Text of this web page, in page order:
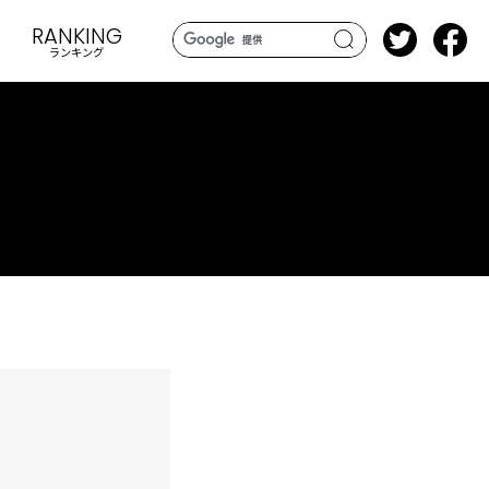
search
RANKING
ランキング